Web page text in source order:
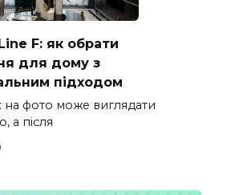
F: як обрати
для дому з
підходом
на фото може виглядати
а після